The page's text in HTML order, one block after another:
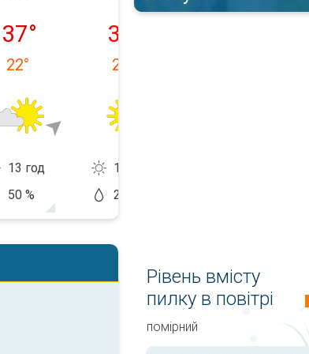
понеділок, 10.08
37°
22°
13 год
50 %
вівторок, 11.08
34
22
13 год
20 %
Рівень вмісту
пилку в повітрі
помірний